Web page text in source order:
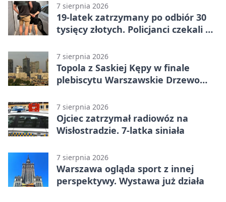
7 sierpnia 2026
19-latek zatrzymany po odbiór 30
tysięcy złotych. Policjanci czekali w
7 sierpnia 2026
Topola z Saskiej Kępy w finale
plebiscytu Warszawskie Drzewo
7 sierpnia 2026
Ojciec zatrzymał radiowóz na
Wisłostradzie. 7-latka siniała
7 sierpnia 2026
Warszawa ogląda sport z innej
perspektywy. Wystawa już działa